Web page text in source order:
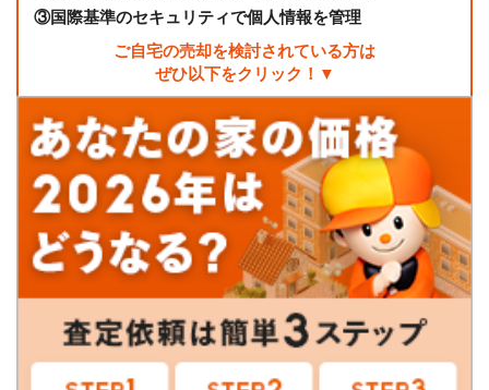
③国際基準のセキュリティで個人情報を管理
ご自宅の売却を検討されている方は
ぜひ以下をクリック！▼